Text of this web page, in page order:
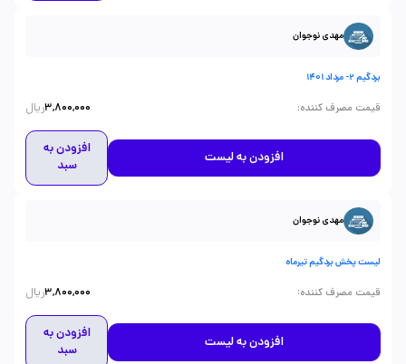
مهدی نوجوان
بردگیم 2- مرداد 1401
قیمت مصرف کننده:
3,800,000ریال
افزودن به لیست
افزودن به
سبد
مهدی نوجوان
لیست پخش بردگیم تیرماه
قیمت مصرف کننده:
3,800,000ریال
افزودن به لیست
افزودن به
سبد